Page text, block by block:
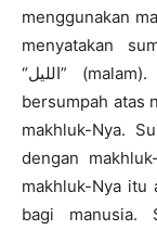
menggunakan
menyatakan
“الليل” (malam). Dalam bersumpah Allah Swt tidak
bersumpah atas
makhluk-Nya.
dengan
makhluk-Nya itu
bagi manusia.